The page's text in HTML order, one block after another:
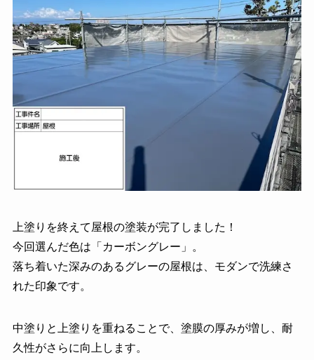
上塗りを終えて屋根の塗装が完了しました！
今回選んだ色は「カーボングレー」。
落ち着いた深みのあるグレーの屋根は、モダンで洗練さ
れた印象です。
中塗りと上塗りを重ねることで、塗膜の厚みが増し、耐
久性がさらに向上します。